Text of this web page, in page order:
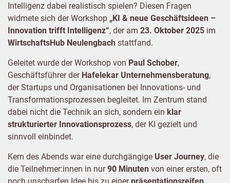
Intelligenz dabei realistisch spielen? Diesen Fragen
widmete sich der Workshop „KI & neue Geschäftsideen –
Innovation trifft Intelligenz“, der am 23. Oktober 2025 im
WirtschaftsHub Neulengbach stattfand.
Geleitet wurde der Workshop von Paul Schober,
Geschäftsführer der Hafelekar Unternehmensberatung,
der Startups und Organisationen bei Innovations- und
Transformationsprozessen begleitet. Im Zentrum stand
dabei nicht die Technik an sich, sondern ein klar
strukturierter Innovationsprozess, der KI gezielt und
sinnvoll einbindet.
Kern des Abends war eine durchgängige User Journey, die
die Teilnehmer:innen in nur90 Minuten von einer ersten, oft